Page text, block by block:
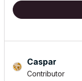
Caspar
Contributor